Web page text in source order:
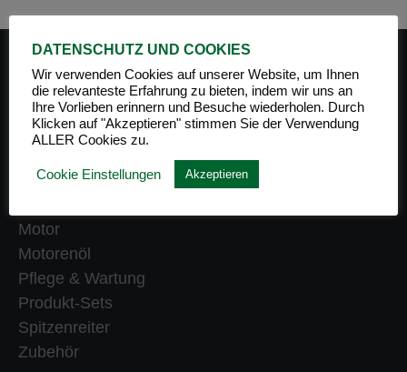
PRODUKT-KATEGORIEN
Getriebe
Klassiker
Motor
Motorenöl
Pflege & Wartung
Produkt-Sets
Spitzenreiter
Zubehör
DATENSCHUTZ UND COOKIES
Wir verwenden Cookies auf unserer Website, um Ihnen
die relevanteste Erfahrung zu bieten, indem wir uns an
Ihre Vorlieben erinnern und Besuche wiederholen. Durch
Klicken auf "Akzeptieren" stimmen Sie der Verwendung
ALLER Cookies zu.
Cookie Einstellungen Akzeptieren